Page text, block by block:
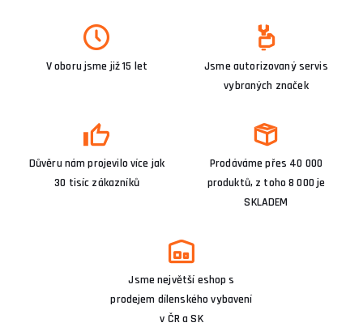
V oboru jsme již 15 let
Jsme autorizovaný servis
vybraných značek
Důvěru nám projevilo více jak
30 tisíc zákazníků
Prodáváme přes 40 000
produktů, z toho 8 000 je
SKLADEM
Jsme největší eshop s
prodejem dílenského vybavení
v ČR a SK